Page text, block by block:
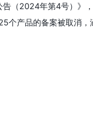
告（2024年第4号）》，
个产品的备案被取消，